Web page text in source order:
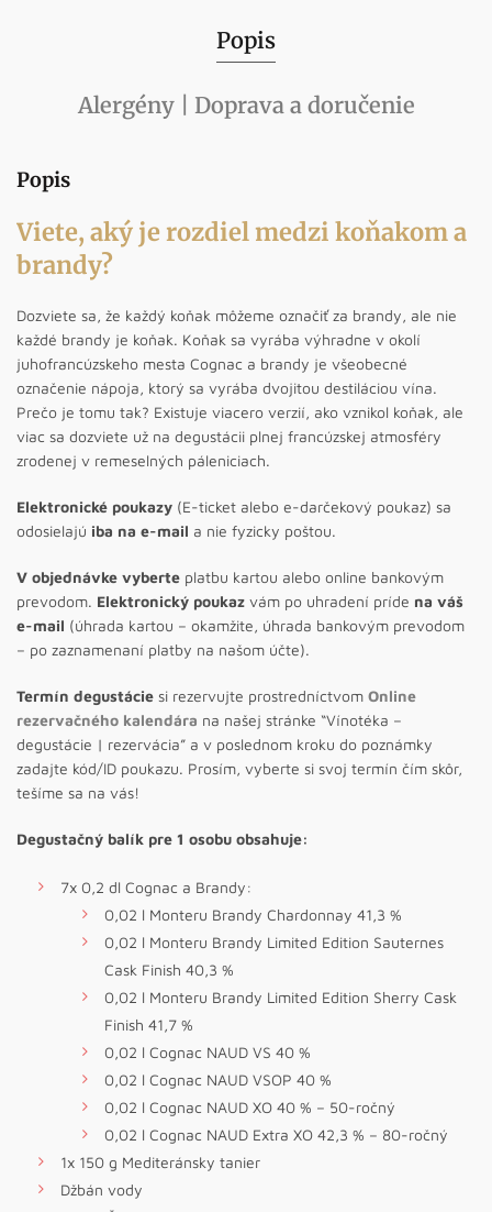
Popis
Alergény | Doprava a doručenie
Popis
Viete, aký je rozdiel medzi koňakom a
brandy?
Dozviete sa, že každý koňak môžeme označiť za brandy, ale nie
každé brandy je koňak. Koňak sa vyrába výhradne v okolí
juhofrancúzskeho mesta Cognac a brandy je všeobecné
označenie nápoja, ktorý sa vyrába dvojitou destiláciou vína.
Prečo je tomu tak? Existuje viacero verzií, ako vznikol koňak, ale
viac sa dozviete už na degustácii plnej francúzskej atmosféry
zrodenej v remeselných páleniciach.
Elektronické poukazy (E-ticket alebo e-darčekový poukaz) sa
odosielajú iba na e-mail a nie fyzicky poštou.
V objednávke vyberte platbu kartou alebo online bankovým
prevodom. Elektronický poukaz vám po uhradení príde na váš
e-mail (úhrada kartou – okamžite, úhrada bankovým prevodom
– po zaznamenaní platby na našom účte).
Termín degustácie si rezervujte prostredníctvom Online
rezervačného kalendára na našej stránke “Vínotéka –
degustácie | rezervácia” a v poslednom kroku do poznámky
zadajte kód/ID poukazu. Prosím, vyberte si svoj termín čím skôr,
tešíme sa na vás!
Degustačný balík pre 1 osobu obsahuje:
7x 0,2 dl Cognac a Brandy:
0,02 l Monteru Brandy Chardonnay 41,3 %
0,02 l Monteru Brandy Limited Edition Sauternes
Cask Finish 40,3 %
0,02 l Monteru Brandy Limited Edition Sherry Cask
Finish 41,7 %
0,02 l Cognac NAUD VS 40 %
0,02 l Cognac NAUD VSOP 40 %
0,02 l Cognac NAUD XO 40 % – 50-ročný
0,02 l Cognac NAUD Extra XO 42,3 % – 80-ročný
1x 150 g Mediteránsky tanier
Džbán vody